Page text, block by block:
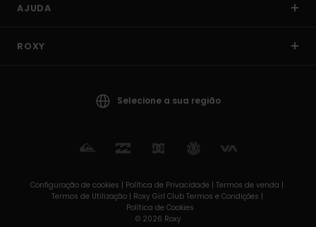
AJUDA
ROXY
Selecione a sua região
Configuração de cookies | Política de Privacidade | Termos de venda |
Termos de Utilizaçâo | Roxy Girl Club Termos e Condições |
Política de Cookies
© 2026 Roxy